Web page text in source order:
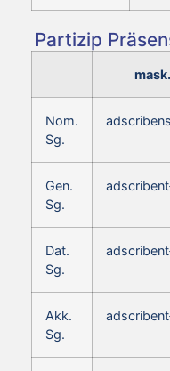
Partizip
mask.
Nom.
Sg.
adscribens
Gen.
Sg.
Dat.
Sg.
Akk.
Sg.